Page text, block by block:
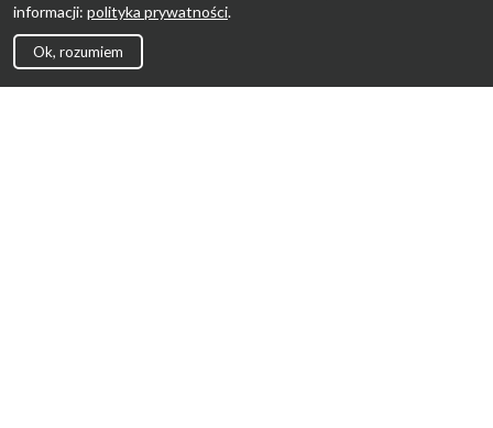
informacji: polityka prywatności.
Ok, rozumiem